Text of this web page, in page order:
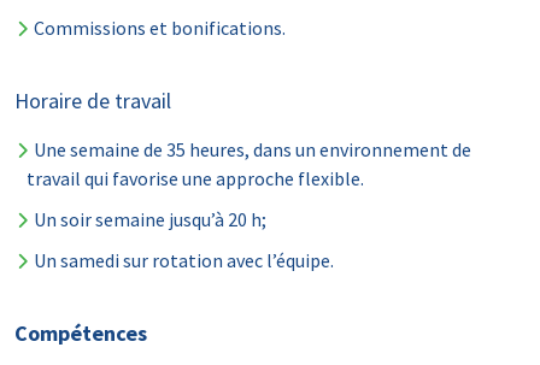
Commissions et bonifications.
Horaire de travail
Une semaine de 35 heures, dans un environnement de
travail qui favorise une approche flexible.
Un soir semaine jusqu’à 20 h;
Un samedi sur rotation avec l’équipe.
Compétences